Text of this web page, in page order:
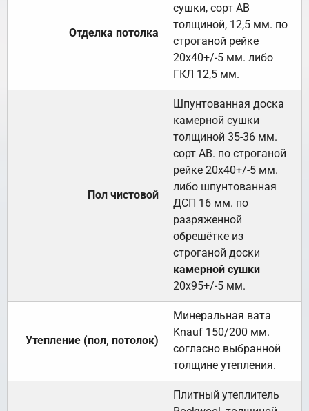
Отделка потолка
сушки, сорт АВ
толщиной, 12,5 мм. по
строганой рейке
20х40+/-5 мм. либо
ГКЛ 12,5 мм.
Пол чистовой
Шпунтованная доска
камерной сушки
толщиной 35-36 мм.
сорт АВ. по строганой
рейке 20х40+/-5 мм.
либо шпунтованная
ДСП 16 мм. по
разряженной
обрешётке из
строганой доски
камерной сушки
20х95+/-5 мм.
Утепление (пол, потолок)
Минеральная вата
Knauf 150/200 мм.
согласно выбранной
толщине утепления.
Плитный утеплитель